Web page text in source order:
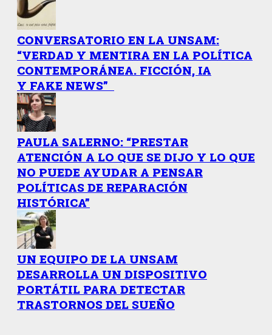
CONVERSATORIO EN LA UNSAM:
“VERDAD Y MENTIRA EN LA POLÍTICA
CONTEMPORÁNEA. FICCIÓN, IA
Y FAKE NEWS”
PAULA SALERNO: “PRESTAR
ATENCIÓN A LO QUE SE DIJO Y LO QUE
NO PUEDE AYUDAR A PENSAR
POLÍTICAS DE REPARACIÓN
HISTÓRICA”
UN EQUIPO DE LA UNSAM
DESARROLLA UN DISPOSITIVO
PORTÁTIL PARA DETECTAR
TRASTORNOS DEL SUEÑO